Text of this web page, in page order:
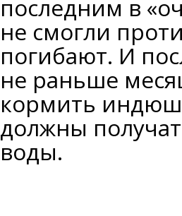
последним в
не смогли
погибают. И
не раньше
кормить
должны
воды.